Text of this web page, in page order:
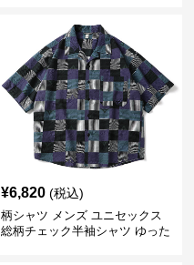
¥6,820 (税込)
柄シャツ メンズ ユニセックス
総柄チェック半袖シャツ ゆった